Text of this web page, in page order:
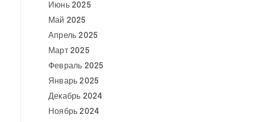
Июнь 2025
Май 2025
Апрель 2025
Март 2025
Февраль 2025
Январь 2025
Декабрь 2024
Ноябрь 2024